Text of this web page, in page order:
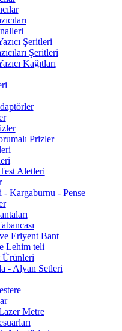
Şeritleri
Şeritleri
Kağıtları
Prizler
Aletleri
- Kargaburnu - Pense
Eriyent Bant
Lehim teli
Ürünleri
- Alyan Setleri
Metre